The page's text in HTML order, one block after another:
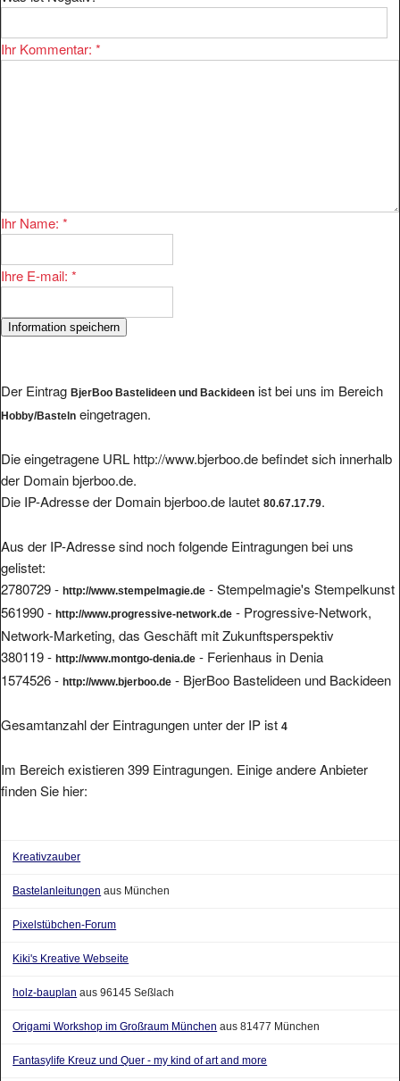
Ihr Kommentar: *
Ihr Name: *
Ihre E-mail: *
Der Eintrag BjerBoo Bastelideen und Backideen ist bei uns im Bereich
Hobby/Basteln eingetragen.
Die eingetragene URL http://www.bjerboo.de befindet sich innerhalb
der Domain bjerboo.de.
Die IP-Adresse der Domain bjerboo.de lautet 80.67.17.79.
Aus der IP-Adresse sind noch folgende Eintragungen bei uns
gelistet:
2780729 - http://www.stempelmagie.de - Stempelmagie's Stempelkunst
561990 - http://www.progressive-network.de - Progressive-Network,
Network-Marketing, das Geschäft mit Zukunftsperspektiv
380119 - http://www.montgo-denia.de - Ferienhaus in Denia
1574526 - http://www.bjerboo.de - BjerBoo Bastelideen und Backideen
Gesamtanzahl der Eintragungen unter der IP ist 4
Im Bereich existieren 399 Eintragungen. Einige andere Anbieter
finden Sie hier:
Kreativzauber
Bastelanleitungen aus München
Pixelstübchen-Forum
Kiki's Kreative Webseite
holz-bauplan aus 96145 Seßlach
Origami Workshop im Großraum München aus 81477 München
Fantasylife Kreuz und Quer - my kind of art and more